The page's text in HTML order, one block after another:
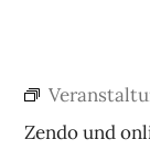
AKTUELLES
Zendo und